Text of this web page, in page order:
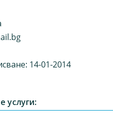
14-01-2014
услуги: